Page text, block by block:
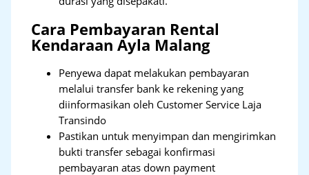
Cara Pembayaran Rental
Kendaraan Ayla Malang
Penyewa dapat melakukan pembayaran
melalui transfer bank ke rekening yang
diinformasikan oleh Customer Service Laja
Transindo
Pastikan untuk menyimpan dan mengirimkan
bukti transfer sebagai konfirmasi
pembayaran atas down payment